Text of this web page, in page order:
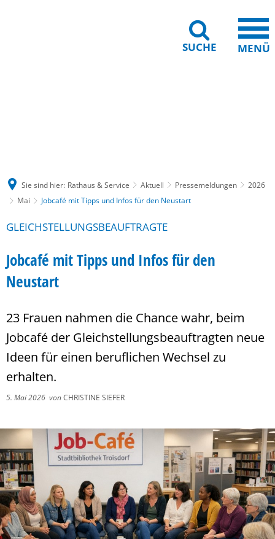
SUCHE MENÜ
Sie sind hier: Rathaus & Service Aktuell Pressemeldungen
2026
Mai
Jobcafé mit Tipps und Infos für den Neustart
GLEICHSTELLUNGSBEAUFTRAGTE
Jobcafé mit Tipps und Infos für den
Neustart
23 Frauen nahmen die Chance wahr, beim
Jobcafé der Gleichstellungsbeauftragten neue
Ideen für einen beruflichen Wechsel zu
erhalten.
5. Mai 2026 vonCHRISTINE SIEFER